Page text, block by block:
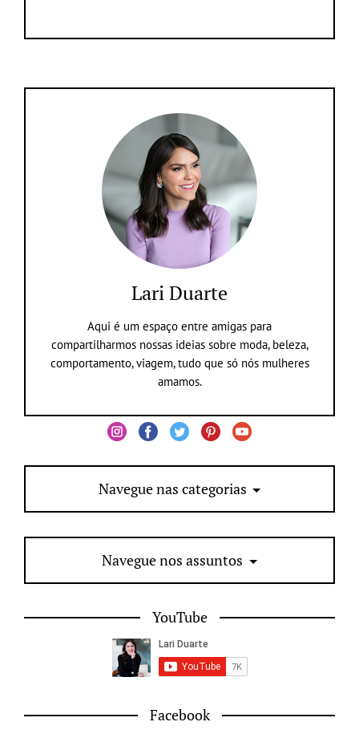
Lari Duarte
Aqui é um espaço entre amigas para
compartilharmos nossas ideias sobre moda, beleza,
comportamento, viagem, tudo que só nós mulheres
amamos.
Navegue nas categorias
Navegue nos assuntos
YouTube
Facebook